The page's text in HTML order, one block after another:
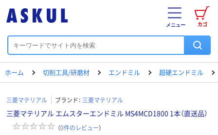
カゴ
メニュー
ホーム 切削工具/研磨材 エンドミル 超硬エンドミル
三菱マテリアル ブランド： 三菱マテリアル
三菱マテリアル エムスターエンドミル MS4MCD1800 1本（直送品）
（0件のレビュー）